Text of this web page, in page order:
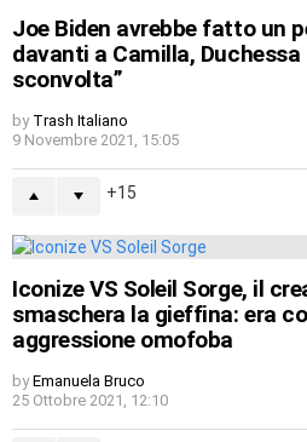
Joe Biden avrebbe fatto un
davanti a Camilla, Duchessa
sconvolta”
by Trash Italiano
9 Novembre 2021, 15:05
15
Iconize VS Soleil Sorge, il
smaschera la gieffina: era
aggressione omofoba
by Emanuela Bruco
25 Ottobre 2021, 12:10